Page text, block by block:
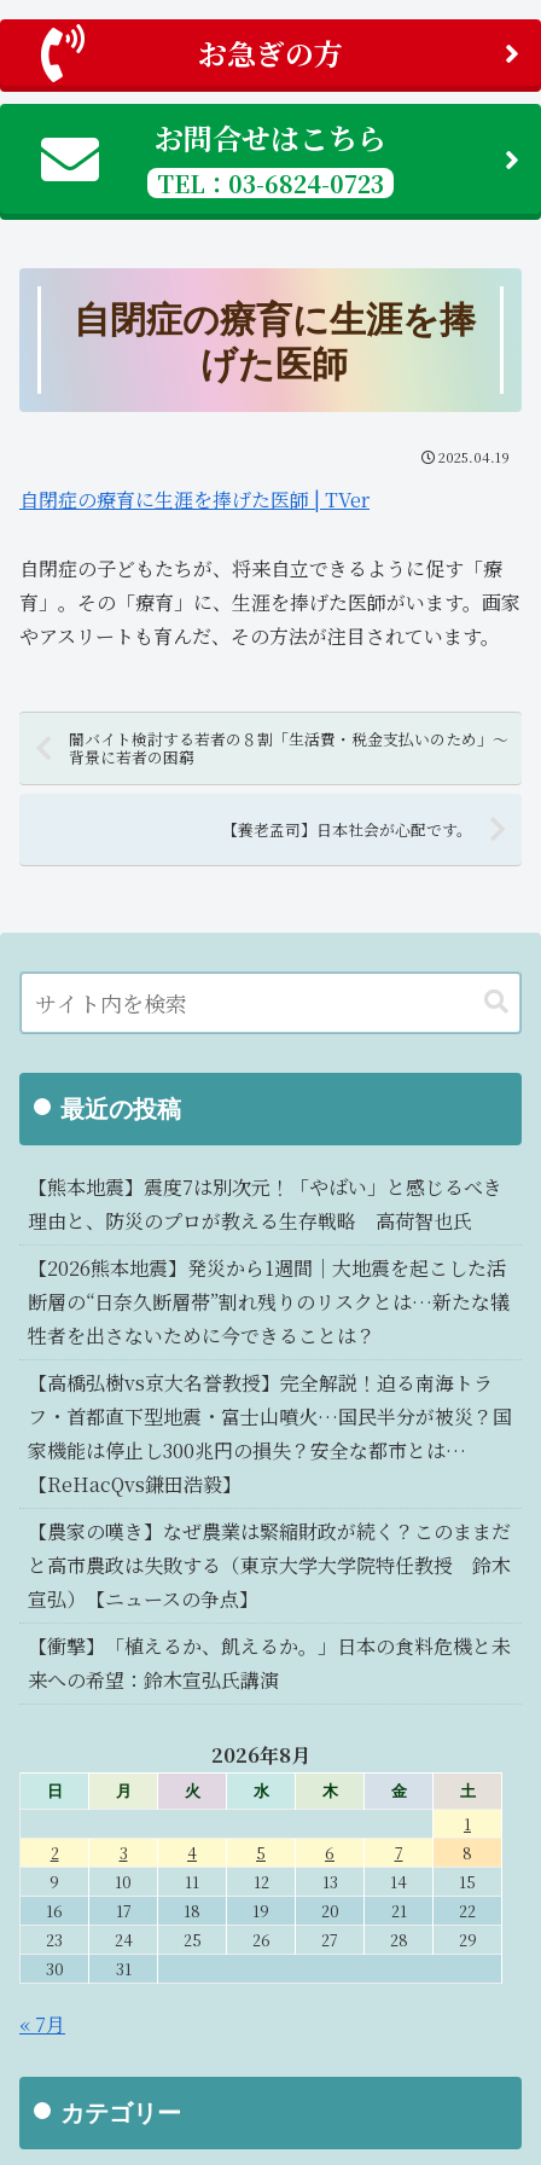
お急ぎの方
お問合せはこちら
TEL：03-6824-0723
自閉症の療育に生涯を捧
げた医師
2025.04.19
自閉症の療育に生涯を捧げた医師 | TVer
自閉症の子どもたちが、将来自立できるように促す「療
育」。その「療育」に、生涯を捧げた医師がいます。画家
やアスリートも育んだ、その方法が注目されています。
闇バイト検討する若者の８割「生活費・税金支払いのため」〜
背景に若者の困窮
【養老孟司】日本社会が心配です。
最近の投稿
【熊本地震】震度7は別次元！「やばい」と感じるべき
理由と、防災のプロが教える生存戦略 高荷智也氏
【2026熊本地震】発災から1週間｜大地震を起こした活
断層の“日奈久断層帯”割れ残りのリスクとは…新たな犠
牲者を出さないために今できることは？
【高橋弘樹vs京大名誉教授】完全解説！迫る南海トラ
フ・首都直下型地震・富士山噴火…国民半分が被災？国
家機能は停止し300兆円の損失？安全な都市とは…
【ReHacQvs鎌田浩毅】
【農家の嘆き】なぜ農業は緊縮財政が続く？このままだ
と高市農政は失敗する（東京大学大学院特任教授 鈴木
宣弘）【ニュースの争点】
【衝撃】「植えるか、飢えるか。」日本の食料危機と未
来への希望：鈴木宣弘氏講演
2026年8月
日 月 火 水 木 金 土
1
2
3 4 5 6 7
8
9
10 11 12 13 14
15
16
17 18 19 20 21
22
23
24 25 26 27 28
29
30
31
« 7月
カテゴリー